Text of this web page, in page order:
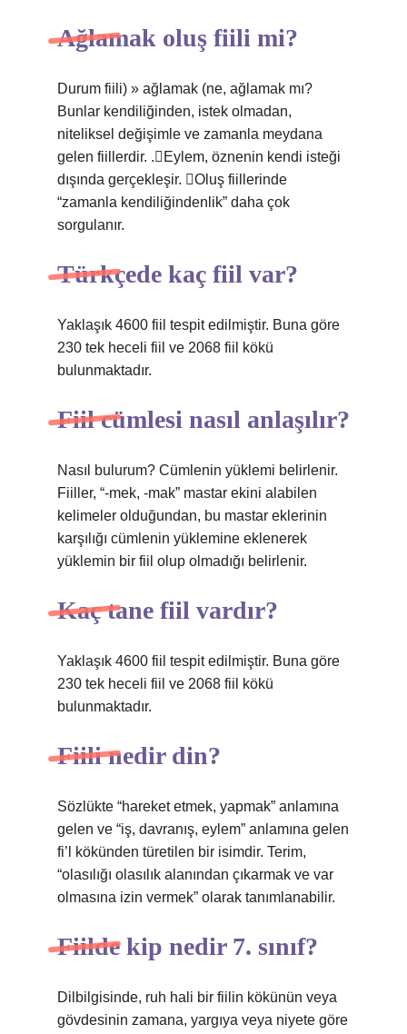
Ağlamak oluş fiili mi?
Durum fiili) » ağlamak (ne, ağlamak mı?
Bunlar kendiliğinden, istek olmadan,
niteliksel değişimle ve zamanla meydana
gelen fiillerdir. .Eylem, öznenin kendi isteği
dışında gerçekleşir. Oluş fiillerinde
“zamanla kendiliğindenlik” daha çok
sorgulanır.
Türkçede kaç fiil var?
Yaklaşık 4600 fiil tespit edilmiştir. Buna göre
230 tek heceli fiil ve 2068 fiil kökü
bulunmaktadır.
Fiil cümlesi nasıl anlaşılır?
Nasıl bulurum? Cümlenin yüklemi belirlenir.
Fiiller, “-mek, -mak” mastar ekini alabilen
kelimeler olduğundan, bu mastar eklerinin
karşılığı cümlenin yüklemine eklenerek
yüklemin bir fiil olup olmadığı belirlenir.
Kaç tane fiil vardır?
Yaklaşık 4600 fiil tespit edilmiştir. Buna göre
230 tek heceli fiil ve 2068 fiil kökü
bulunmaktadır.
Fiili nedir din?
Sözlükte “hareket etmek, yapmak” anlamına
gelen ve “iş, davranış, eylem” anlamına gelen
fi’l kökünden türetilen bir isimdir. Terim,
“olasılığı olasılık alanından çıkarmak ve var
olmasına izin vermek” olarak tanımlanabilir.
Fiilde kip nedir 7. sınıf?
Dilbilgisinde, ruh hali bir fiilin kökünün veya
gövdesinin zamana, yargıya veya niyete göre